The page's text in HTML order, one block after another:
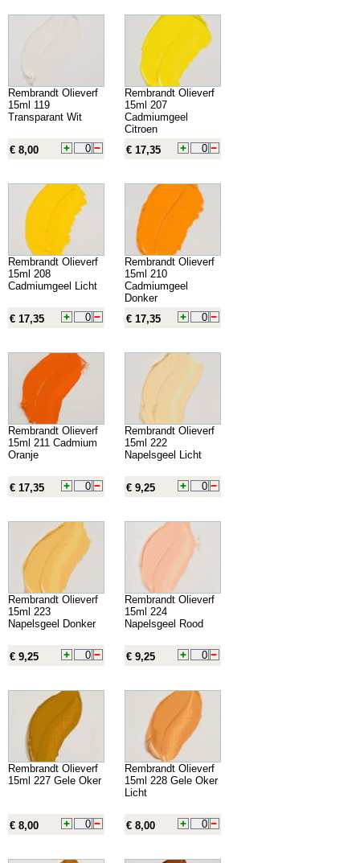
Rembrandt Olieverf
15ml 119
Transparant Wit
€ 8,00
Rembrandt Olieverf
15ml 207
Cadmiumgeel
Citroen
€ 17,35
Rembrandt Olieverf
15ml 208
Cadmiumgeel Licht
€ 17,35
Rembrandt Olieverf
15ml 210
Cadmiumgeel
Donker
€ 17,35
Rembrandt Olieverf
15ml 211 Cadmium
Oranje
€ 17,35
Rembrandt Olieverf
15ml 222
Napelsgeel Licht
€ 9,25
Rembrandt Olieverf
15ml 223
Napelsgeel Donker
€ 9,25
Rembrandt Olieverf
15ml 224
Napelsgeel Rood
€ 9,25
Rembrandt Olieverf
15ml 227 Gele Oker
€ 8,00
Rembrandt Olieverf
15ml 228 Gele Oker
Licht
€ 8,00